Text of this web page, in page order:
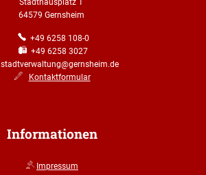
Stadthausplatz 1
64579 Gernsheim
+49 6258 108-0
+49 6258 3027
stadtverwaltung@gernsheim.de
Kontaktformular
Informationen
Impressum